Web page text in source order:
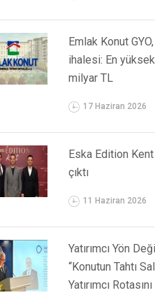
Emlak Konut
ihalesi: En
milyar TL
17 Haziran 2026
Eska Edition Kent
çıktı
11 Haziran 2026
Yatırımcı Yön
“Konutun Tahtı
Yatırımcı